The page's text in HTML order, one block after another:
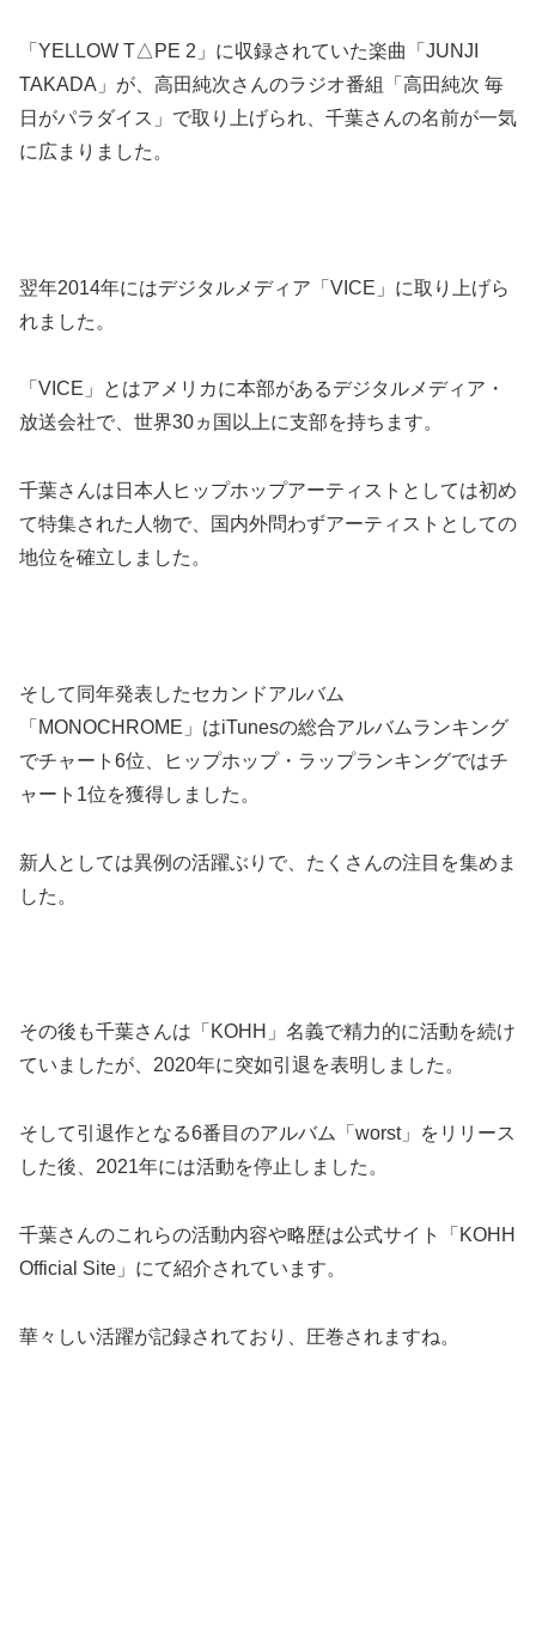
「YELLOW T△PE 2」に収録されていた楽曲「JUNJI
TAKADA」が、高田純次さんのラジオ番組「高田純次 毎
日がパラダイス」で取り上げられ、千葉さんの名前が一気
に広まりました。
翌年2014年にはデジタルメディア「VICE」に取り上げら
れました。
「VICE」とはアメリカに本部があるデジタルメディア・
放送会社で、世界30ヵ国以上に支部を持ちます。
千葉さんは日本人ヒップホップアーティストとしては初め
て特集された人物で、国内外問わずアーティストとしての
地位を確立しました。
そして同年発表したセカンドアルバム
「MONOCHROME」はiTunesの総合アルバムランキング
でチャート6位、ヒップホップ・ラップランキングではチ
ャート1位を獲得しました。
新人としては異例の活躍ぶりで、たくさんの注目を集めま
した。
その後も千葉さんは「KOHH」名義で精力的に活動を続け
ていましたが、2020年に突如引退を表明しました。
そして引退作となる6番目のアルバム「worst」をリリース
した後、2021年には活動を停止しました。
千葉さんのこれらの活動内容や略歴は公式サイト「KOHH
Official Site」にて紹介されています。
華々しい活躍が記録されており、圧巻されますね。